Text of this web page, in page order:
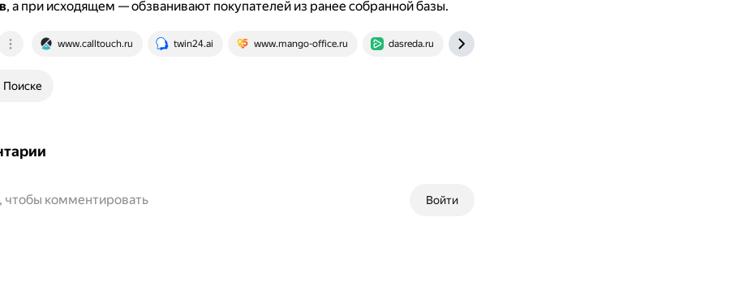
, а при исходящем — обзванивают покупателей из ранее собранной базы.
www.calltouch.ru twin24.ai www.mango-office.ru dasreda.ru
Поиске
Войти
чтобы комментировать